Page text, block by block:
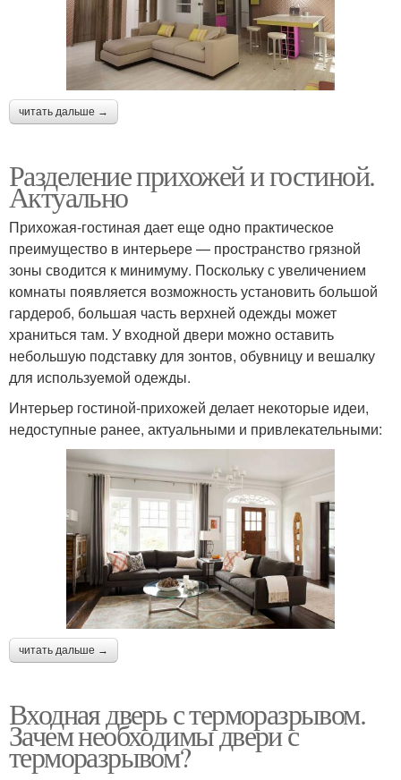
читать дальше →
Разделение прихожей и гостиной.
Актуально
Прихожая-гостиная дает еще одно практическое
преимущество в интерьере — пространство грязной
зоны сводится к минимуму. Поскольку с увеличением
комнаты появляется возможность установить большой
гардероб, большая часть верхней одежды может
храниться там. У входной двери можно оставить
небольшую подставку для зонтов, обувницу и вешалку
для используемой одежды.
Интерьер гостиной-прихожей делает некоторые идеи,
недоступные ранее, актуальными и привлекательными:
читать дальше →
Входная дверь с терморазрывом.
Зачем необходимы двери с
терморазрывом?